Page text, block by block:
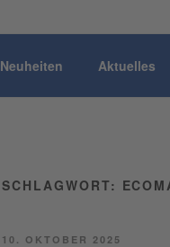
Neuheiten Aktuelles
SCHLAGWORT:
POSTED
10. OKTOBER 2025